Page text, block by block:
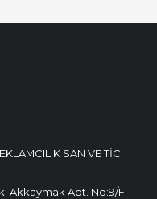
SAN VE TİC
Akkaymak Apt. No:9/F